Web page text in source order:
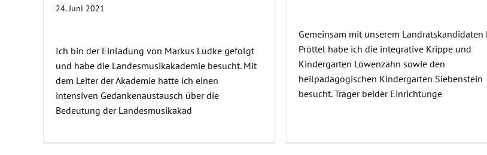
24. Juni 2021
Ich bin der Einladung von Markus Lüdke gefolgt
und habe die Landesmusikakademie besucht. Mit
dem Leiter der Akademie hatte ich einen
intensiven Gedankenaustausch über die
Bedeutung der Landesmusikakad
Gemeinsam mit unserem Landratskandidaten
Pröttel habe ich die integrative Krippe und
Kindergarten Löwenzahn sowie den
heilpädagogischen Kindergarten Siebenstein
besucht. Träger beider Einrichtunge